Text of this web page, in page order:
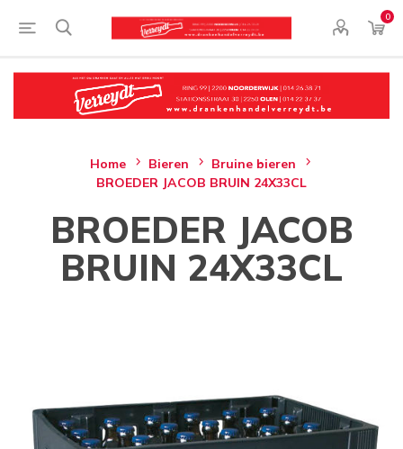
0
Home Bieren
Bruine bieren
BROEDER JACOB BRUIN 24X33CL
BROEDER JACOB
BRUIN 24X33CL